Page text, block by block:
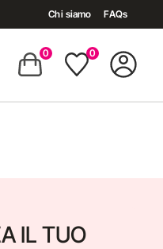
Chi siamo FAQs
0 0
IL TUO